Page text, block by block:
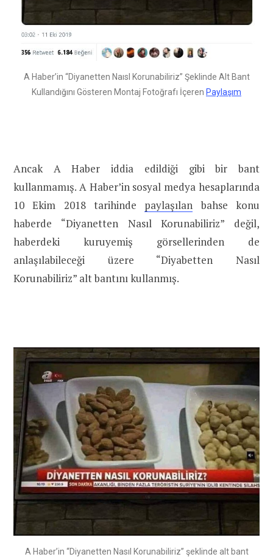
A Haber’in “Diyanetten Naısl Korunabiliriz” Şeklinde Alt Bant
Kullandığını Gösteren Montaj Fotoğrafı İçeren Paylaşım
Ancak A Haber iddia edildiği gibi bir bant
kullanmamış. A Haber’in sosyal medya hesaplarında
10 Ekim 2018 tarihinde paylaşılan bahse konu
haberde “Diyanetten Nasıl Korunabiliriz” değil,
haberdeki kuruyemiş görsellerinden de
anlaşılabileceği üzere “Diyabetten Nasıl
Korunabiliriz” alt bantını kullanmış.
A Haber’in “Diyanetten Nasıl Korunabiliriz” şeklinde alt bant